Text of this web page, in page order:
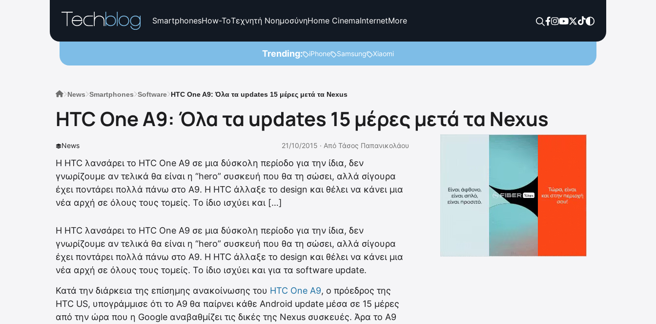
SmartphonesHow-ToΤεχνητή ΝοημοσύνηHome CinemaInternetMore
Trending: iPhone Samsung Xiaomi
News Smartphones Software HTC One A9: Όλα τα updates 15 μέρες μετά τα Nexus
HTC One A9: Όλα τα updates 15 μέρες μετά τα Nexus
News 21/10/2015 · Από Τάσος Παπανικολάου
Η HTC λανσάρει το HTC One A9 σε μια δύσκολη περίοδο για την ίδια, δεν
γνωρίζουμε αν τελικά θα είναι η “hero” συσκευή που θα τη σώσει, αλλά σίγουρα
έχει ποντάρει πολλά πάνω στο Α9. Η HTC άλλαξε το design και θέλει να κάνει μια
νέα αρχή σε όλους τους τομείς. Το ίδιο ισχύει και […]
Η HTC λανσάρει το HTC One A9 σε μια δύσκολη περίοδο για την ίδια, δεν
γνωρίζουμε αν τελικά θα είναι η “hero” συσκευή που θα τη σώσει, αλλά σίγουρα
έχει ποντάρει πολλά πάνω στο Α9. Η HTC άλλαξε το design και θέλει να κάνει μια
νέα αρχή σε όλους τους τομείς. Το ίδιο ισχύει και για τα software update.
Κατά την διάρκεια της επίσημης ανακοίνωσης του HTC One A9, ο πρόεδρος της
HTC US, υπογράμμισε ότι το A9 θα παίρνει κάθε Android update μέσα σε 15 μέρες
από την ώρα που η Google αναβαθμίζει τις δικές της Nexus συσκευές. Άρα το Α9